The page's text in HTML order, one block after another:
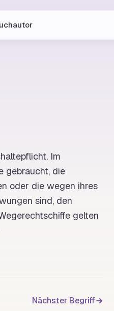
. Im
gebraucht, die
oder die wegen ihres
sind, den
gelten
Nächster Begriff